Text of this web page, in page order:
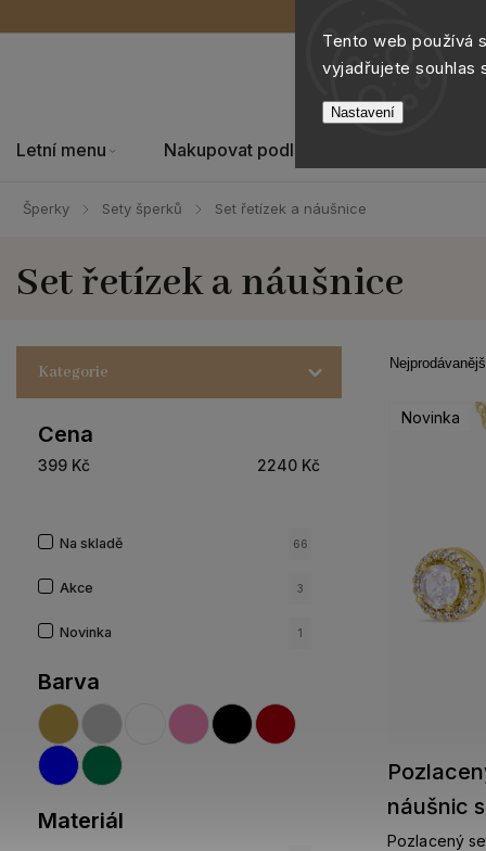
Tento web používá
vyjadřujete souhlas
Nastavení
Letní menu Nakupovat podle
Šperky / Sety šperků / Set řetízek a náušnice
Set řetízek a náušnice
Kategorie
Cena
399 Kč 2240 Kč
Na skladě 66
Akce 3
Novinka 1
Barva
Materiál
Novinka
náušnic
Pozlacený